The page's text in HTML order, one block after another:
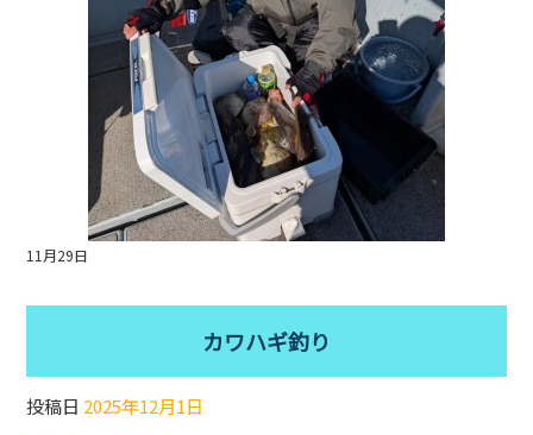
11月29日
カワハギ釣り
投稿日 2025年12月1日